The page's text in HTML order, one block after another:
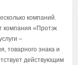
компаний.
компания «Протэк
–
товарного знака и
действующим